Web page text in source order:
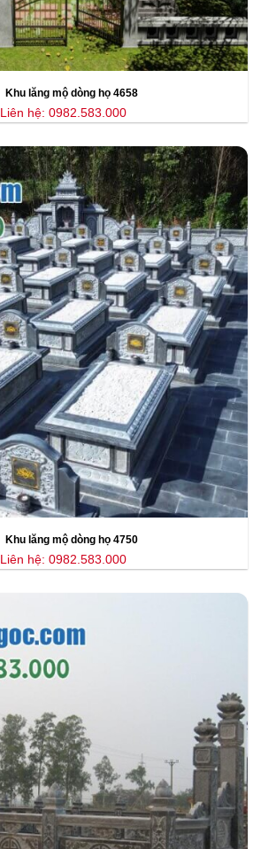
Khu lăng mộ dòng họ 4658
Liên hệ: 0982.583.000
Khu lăng mộ dòng họ 4750
Liên hệ: 0982.583.000